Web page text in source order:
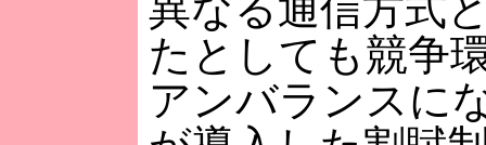
たとしても競争
アンバランスに